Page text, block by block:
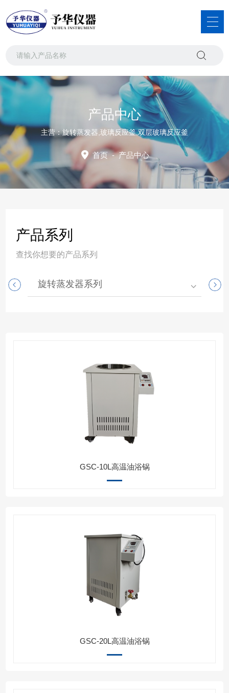
产品中心
主营：旋转蒸发器,玻璃反应釜,双层玻璃反应釜
首页-产品中心
产品系列
查找你想要的产品系列
旋转蒸发器系列 高
GSC-10L高温油浴锅
GSC-20L高温油浴锅